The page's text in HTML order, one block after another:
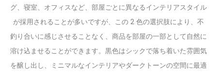
グ、寝室、オフィスなど、部屋ごとに異なるインテリアスタイル
が採用されることが多いですが、この 2 色の選択肢により、不
釣り合いに感じさせることなく、商品を部屋の一部として自然に
溶け込ませることができます。黒色はシックで落ち着いた雰囲気
を醸し出し、ミニマルなインテリアやダークトーンの空間に最適